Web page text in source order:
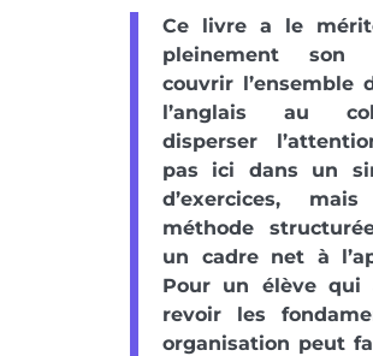
Ce livre a le
pleinement son
couvrir l’ensemble
l’anglais au
disperser
pas ici dans un
d’exercices,
méthode
un cadre net à
Pour un élève qui
revoir les
organisation peut